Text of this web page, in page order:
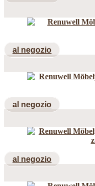
al negozio
al negozio
al negozio